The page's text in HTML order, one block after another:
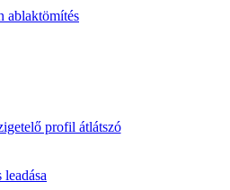
ablaktömítés
profil átlátszó